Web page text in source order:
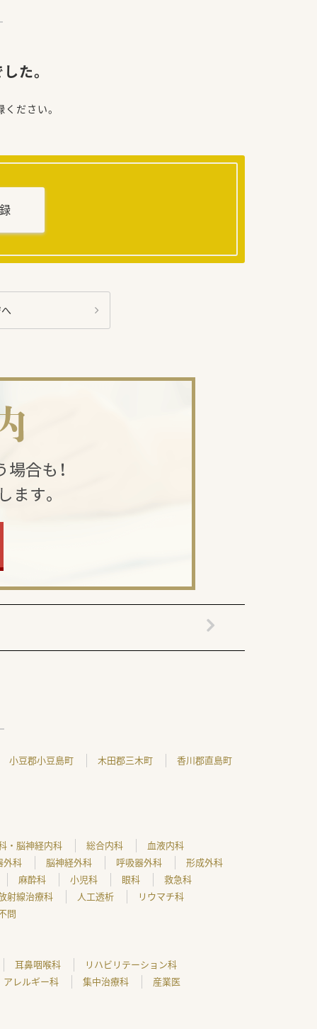
た。
ださい。
小豆郡小豆島町 木田郡三木町
香川郡直島町
・脳神経内科 総合内科
血液内科
外科 脳神経外科 呼吸器外科
形成外科
麻酔科 小児科 眼科
救急科
射線治療科 人工透析
リウマチ科
問
耳鼻咽喉科
リハビリテーション科
アレルギー科 集中治療科
産業医